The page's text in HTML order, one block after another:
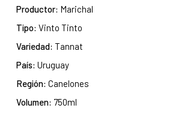
Productor: Marichal
Tipo: Vinto Tinto
Variedad: Tannat
País: Uruguay
Región: Canelones
Volumen: 750ml